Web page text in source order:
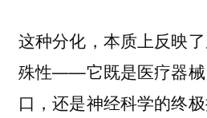
这种分化，本质上反映
殊性——它既是医疗器械
口，还是神经科学的终